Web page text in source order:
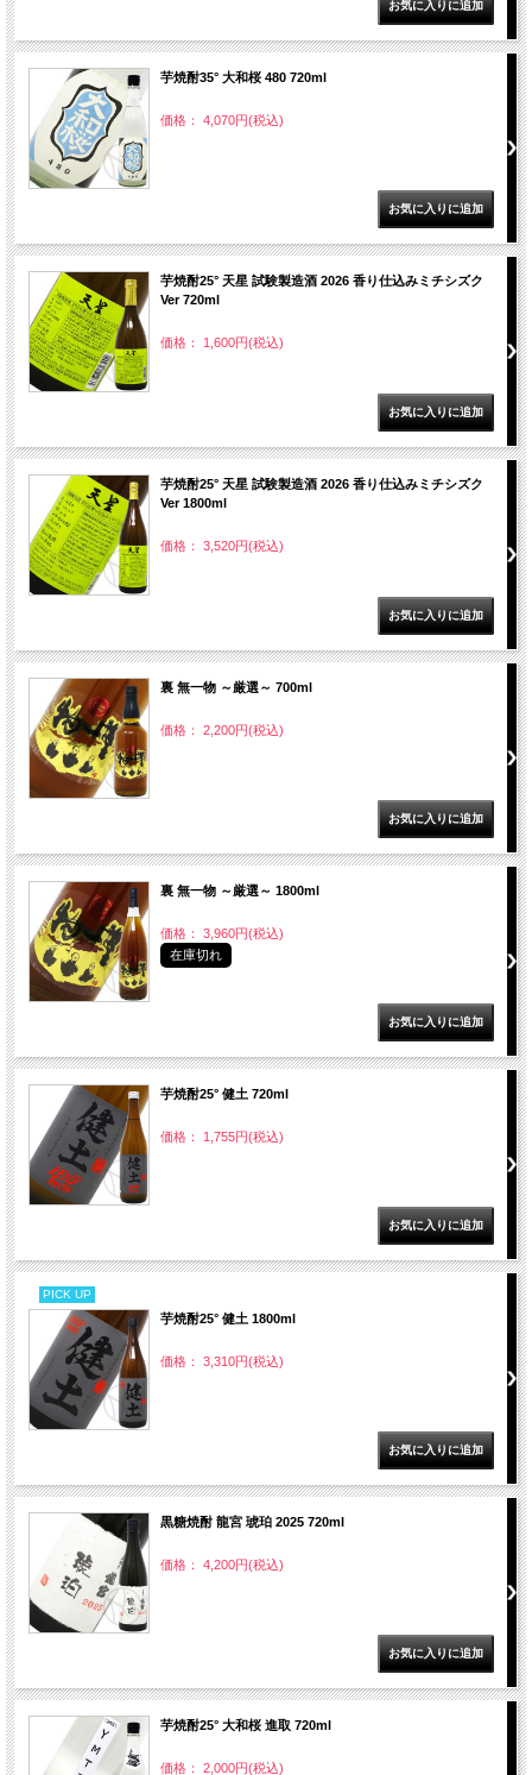
芋焼酎35° 大和桜 480 720ml
価格： 4,070円(税込)
芋焼酎25° 天星 試験製造酒 2026 香り仕込みミチシズク
Ver 720ml
価格： 1,600円(税込)
芋焼酎25° 天星 試験製造酒 2026 香り仕込みミチシズク
Ver 1800ml
価格： 3,520円(税込)
裏 無一物 ～厳選～ 700ml
価格： 2,200円(税込)
裏 無一物 ～厳選～ 1800ml
価格： 3,960円(税込)
在庫切れ
芋焼酎25° 健土 720ml
価格： 1,755円(税込)
PICK UP
芋焼酎25° 健土 1800ml
価格： 3,310円(税込)
黒糖焼酎 龍宮 琥珀 2025 720ml
価格： 4,200円(税込)
芋焼酎25° 大和桜 進取 720ml
価格： 2,000円(税込)